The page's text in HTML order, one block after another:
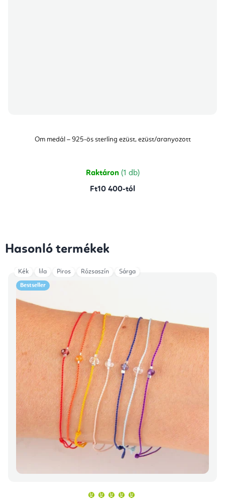
Om medál – 925-ös sterling ezüst, ezüst/aranyozott
Raktáron (1 db)
Ft10 400-tól
Hasonló termékek
Bestseller
Kék lila Piros Rózsaszín Sárga